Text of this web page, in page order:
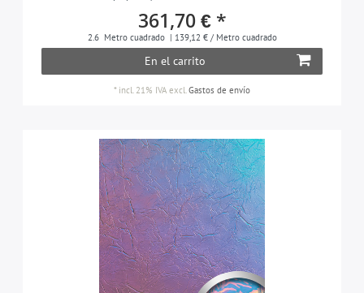
361,70 € *
2.6 Metro cuadrado | 139,12 € / Metro cuadrado
En el carrito
* incl. 21% IVA excl. Gastos de envío